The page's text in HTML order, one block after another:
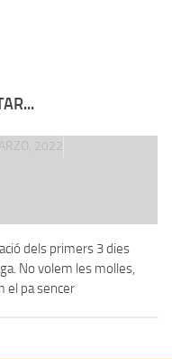
dels primers 3 dies
No volem les molles,
el pa sencer
2022